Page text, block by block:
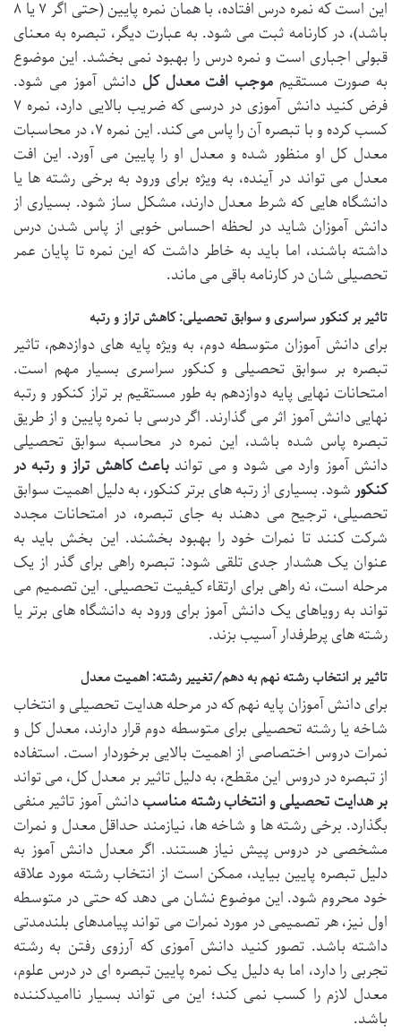
این است که نمره درس افتاده، با همان نمره پایین (حتی اگر ۷ یا ۸
باشد)، در کارنامه ثبت می شود. به عبارت دیگر، تبصره به معنای
قبولی اجباری است و نمره درس را بهبود نمی بخشد. این موضوع
به صورت مستقیم موجب افت معدل کل دانش آموز می شود.
فرض کنید دانش آموزی در درسی که ضریب بالایی دارد، نمره ۷
کسب کرده و با تبصره آن را پاس می کند. این نمره ۷، در محاسبات
معدل کل او منظور شده و معدل او را پایین می آورد. این افت
معدل می تواند در آینده، به ویژه برای ورود به برخی رشته ها یا
دانشگاه هایی که شرط معدل دارند، مشکل ساز شود. بسیاری از
دانش آموزان شاید در لحظه احساس خوبی از پاس شدن درس
داشته باشند، اما باید به خاطر داشت که این نمره تا پایان عمر
تحصیلی شان در کارنامه باقی می ماند.
تاثیر بر کنکور سراسری و سوابق تحصیلی: کاهش تراز و رتبه
برای دانش آموزان متوسطه دوم، به ویژه پایه های دوازدهم، تاثیر
تبصره بر سوابق تحصیلی و کنکور سراسری بسیار مهم است.
امتحانات نهایی پایه دوازدهم به طور مستقیم بر تراز کنکور و رتبه
نهایی دانش آموز اثر می گذارند. اگر درسی با نمره پایین و از طریق
تبصره پاس شده باشد، این نمره در محاسبه سوابق تحصیلی
دانش آموز وارد می شود و می تواندباعث کاهش تراز و رتبه در
کنکورشود. بسیاری از رتبه های برتر کنکور، به دلیل اهمیت سوابق
تحصیلی، ترجیح می دهند به جای تبصره، در امتحانات مجدد
شرکت کنند تا نمرات خود را بهبود بخشند. این بخش باید به
عنوان یک هشدار جدی تلقی شود: تبصره راهی برای گذر از یک
مرحله است، نه راهی برای ارتقاء کیفیت تحصیلی. این تصمیم می
تواند به رویاهای یک دانش آموز برای ورود به دانشگاه های برتر یا
رشته های پرطرفدار آسیب بزند.
تاثیر بر انتخاب رشته نهم به دهم/تغییر رشته: اهمیت معدل
برای دانش آموزان پایه نهم که در مرحله هدایت تحصیلی و انتخاب
شاخه یا رشته تحصیلی برای متوسطه دوم قرار دارند، معدل کل و
نمرات دروس اختصاصی از اهمیت بالایی برخوردار است. استفاده
از تبصره در دروس این مقطع، به دلیل تاثیر بر معدل کل، می تواند
بر هدایت تحصیلی و انتخاب رشته مناسبدانش آموز تاثیر منفی
بگذارد. برخی رشته ها و شاخه ها، نیازمند حداقل معدل و نمرات
مشخصی در دروس پیش نیاز هستند. اگر معدل دانش آموز به
دلیل تبصره پایین بیاید، ممکن است از انتخاب رشته مورد علاقه
خود محروم شود. این موضوع نشان می دهد که حتی در متوسطه
اول نیز، هر تصمیمی در مورد نمرات می تواند پیامدهای بلندمدتی
داشته باشد. تصور کنید دانش آموزی که آرزوی رفتن به رشته
تجربی را دارد، اما به دلیل یک نمره پایین تبصره ای در درس علوم،
معدل لازم را کسب نمی کند؛ این می تواند بسیار ناامیدکننده
باشد.